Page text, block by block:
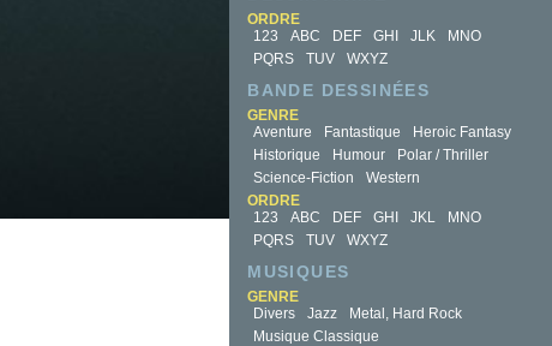
ORDRE
123
ABC DEF GHI JLK
MNO
PQRS
TUV WXYZ
BANDE DESSINÉES
GENRE
Aventure
Fantastique
Heroic Fantasy
Historique
Humour
Polar / Thriller
Science-Fiction
Western
ORDRE
123
ABC DEF GHI JKL
MNO
PQRS
TUV WXYZ
MUSIQUES
GENRE
Divers
Jazz
Metal, Hard Rock
Musique Classique